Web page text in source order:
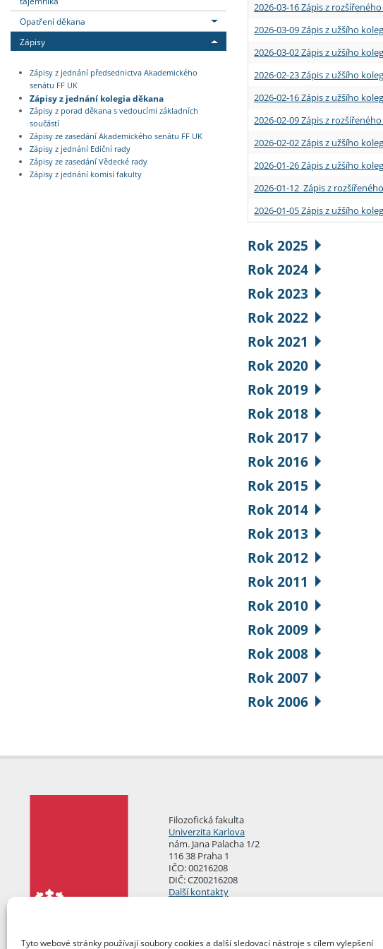
Tyto webové stránky používají soubory cookies a další sledovací nástroje s cílem vylepšení
Opatření děkana
Zápisy
Zápisy z jednání předsednictva Akademického
senátu FF UK
Zápisy z jednání kolegia děkana
Zápisy z porad děkana s vedoucími základních
součástí
Zápisy ze zasedání Akademického senátu FF UK
Zápisy z jednání Ediční rady
Zápisy ze zasedání Vědecké rady
Zápisy z jednání komisí fakulty
2026-03-16 Zápis z
2026-03-09 Zápis z užšího
2026-03-02 Zápis z užšího
2026-02-23 Zápis z užšího
2026-02-16 Zápis z užšího
2026-02-09 Zápis z
2026-02-02 Zápis z užšího
2026-01-26 Zápis z užšího
2026-01-12 Zápis z
2026-01-05 Zápis z užšího
Rok 2025
Rok 2024
Rok 2023
Rok 2022
Rok 2021
Rok 2020
Rok 2019
Rok 2018
Rok 2017
Rok 2016
Rok 2015
Rok 2014
Rok 2013
Rok 2012
Rok 2011
Rok 2010
Rok 2009
Rok 2008
Rok 2007
Rok 2006
Filozofická fakulta
Univerzita Karlova
nám. Jana Palacha 1/2
116 38 Praha 1
IČO: 00216208
DIČ: CZ00216208
Další kontakty